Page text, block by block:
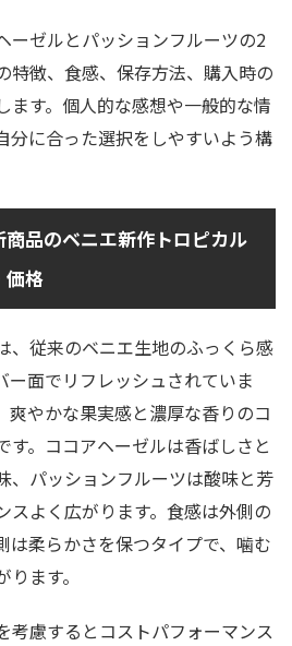
ーゼルとパッションフルーツの2
特徴、食感、保存方法、購入時の
ます。個人的な感想や一般的な情
分に合った選択をしやすいよう構
品のベニエ新作トロピカル
価格
、従来のベニエ生地のふっくら感
ー面でリフレッシュされていま
爽やかな果実感と濃厚な香りのコ
す。ココアヘーゼルは香ばしさと
、パッションフルーツは酸味と芳
スよく広がります。食感は外側の
は柔らかさを保つタイプで、噛む
ます。
考慮するとコストパフォーマンス